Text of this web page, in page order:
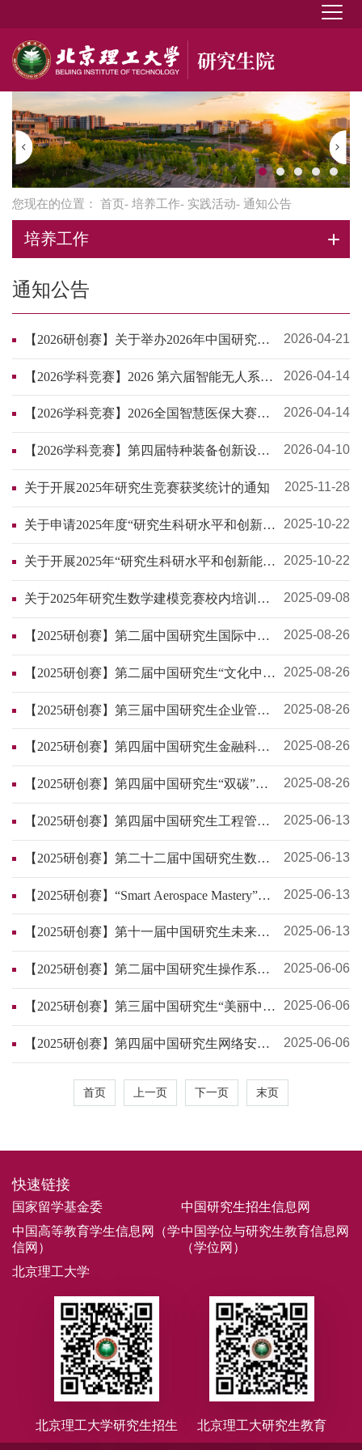
您现在的位置： 首页- 培养工作- 实践活动- 通知公告
培养工作
通知公告
【2026研创赛】关于举办2026年中国研究生
创新实践系列大赛的函
2026-04-21
【2026学科竞赛】2026 第六届智能无人系统
应用挑战赛
2026-04-14
【2026学科竞赛】2026全国智慧医保大赛公
告
2026-04-14
【2026学科竞赛】第四届特种装备创新设计
大赛报名通知
2026-04-10
关于开展2025年研究生竞赛获奖统计的通知 2025-11-28
关于申请2025年度“研究生科研水平和创新能
力提升专项计划”项目的通知
2025-10-22
关于开展2025年“研究生科研水平和创新能力
提升专项计划”项目结题验收和中期检查工作
的通知
2025-10-22
关于2025年研究生数学建模竞赛校内培训的
通知
2025-09-08
【2025研创赛】第二届中国研究生国际中文
教育案例大赛
2025-08-26
【2025研创赛】第二届中国研究生“文化中
国”两创大赛
2025-08-26
【2025研创赛】第三届中国研究生企业管理
创新大赛
2025-08-26
【2025研创赛】第四届中国研究生金融科技
创新大赛
2025-08-26
【2025研创赛】第四届中国研究生“双碳”创
新与创意大赛
2025-08-26
【2025研创赛】第四届中国研究生工程管理
案例大赛通知及参赛指南
2025-06-13
【2025研创赛】第二十二届中国研究生数学
建模竞赛参赛邀请函
2025-06-13
【2025研创赛】“Smart Aerospace Mastery”
Invitation Letter for the 11th China Graduate
Future Flight Vehicle Innovation Competition
2025-06-13
【2025研创赛】第十一届中国研究生未来飞
行器创新大赛参赛邀请函
2025-06-13
【2025研创赛】第二届中国研究生操作系统
开源创新大赛邀请函
2025-06-06
【2025研创赛】第三届中国研究生“美丽中
国”创新设计大赛开赛通知
2025-06-06
【2025研创赛】第四届中国研究生网络安全
创新大赛邀请函
2025-06-06
首页 上一页 下一页 末页
快速链接
国家留学基金委
中国研究生招生信息网
中国高等教育学生信息网（学
信网）
中国学位与研究生教育信息网
（学位网）
北京理工大学
北京理工大学研究生招生 北京理工大研究生教育